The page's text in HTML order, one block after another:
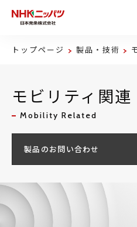
製品・技術
企業情報
サステナビリティ
トップページ 製品・技術
モビリティ関連
Mobility Related
製品のお問い合わせ